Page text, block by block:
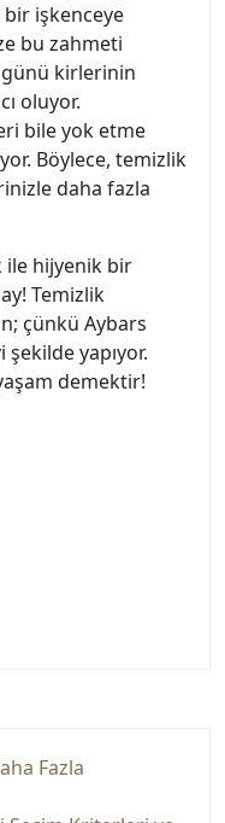
işkenceye
bu zahmeti
günü kirlerinin
oluyor.
bile yok etme
Böylece, temizlik
daha fazla
ile hijyenik bir
Temizlik
çünkü Aybars
yapıyor.
demektir!
Fazla